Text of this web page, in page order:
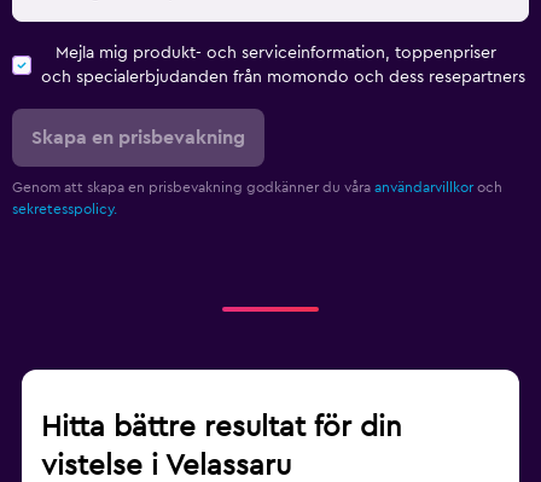
Mejla mig produkt- och serviceinformation, toppenpriser
och specialerbjudanden från momondo och dess resepartners
Skapa en prisbevakning
Genom att skapa en prisbevakning godkänner du våra användarvillkor och
sekretesspolicy.
Hitta bättre resultat för din
vistelse i Velassaru